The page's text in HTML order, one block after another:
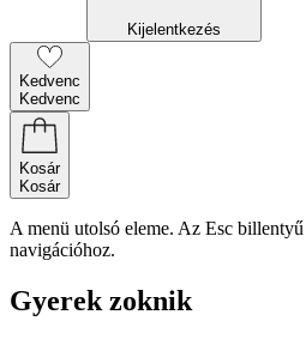
Kijelentkezés
Kedvenc
Kedvenc
Kosár
Kosár
A menü utolsó eleme. Az Esc
navigációhoz.
Gyerek zoknik